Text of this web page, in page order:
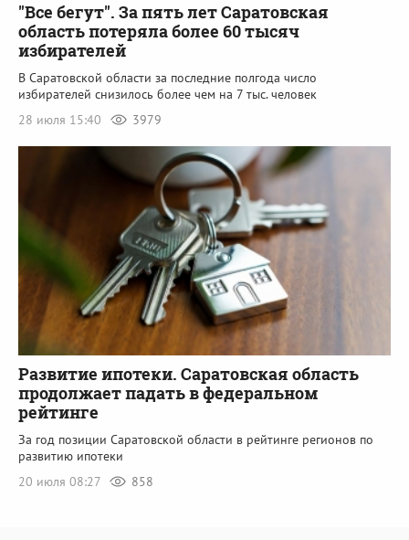
"Все бегут". За пять лет Саратовская
область потеряла более 60 тысяч
избирателей
В Саратовской области за последние полгода число
избирателей снизилось более чем на 7 тыс. человек
28 июля 15:40
3979
Развитие ипотеки. Саратовская область
продолжает падать в федеральном
рейтинге
За год позиции Саратовской области в рейтинге регионов по
развитию ипотеки
20 июля 08:27
858